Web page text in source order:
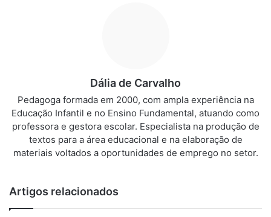
Dália de Carvalho
Pedagoga formada em 2000, com ampla experiência na
Educação Infantil e no Ensino Fundamental, atuando como
professora e gestora escolar. Especialista na produção de
textos para a área educacional e na elaboração de
materiais voltados a oportunidades de emprego no setor.
Artigos relacionados